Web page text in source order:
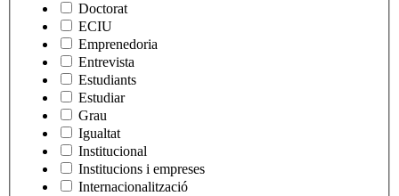
Doctorat
ECIU
Emprenedoria
Entrevista
Estudiants
Estudiar
Grau
Igualtat
Institucional
Institucions i empreses
Internacionalització